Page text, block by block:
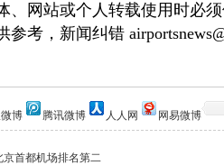
、网站或个人转载使用时必
考，新闻纠错
博 腾讯微博 人人网 网易微博
首都机场排名第二